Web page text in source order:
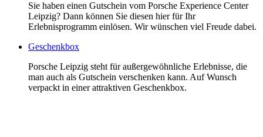
Sie haben einen Gutschein vom Porsche Experience Center
Leipzig? Dann können Sie diesen hier für Ihr
Erlebnisprogramm einlösen. Wir wünschen viel Freude dabei.
Geschenkbox
Porsche Leipzig steht für außergewöhnliche Erlebnisse, die
man auch als Gutschein verschenken kann. Auf Wunsch
verpackt in einer attraktiven Geschenkbox.